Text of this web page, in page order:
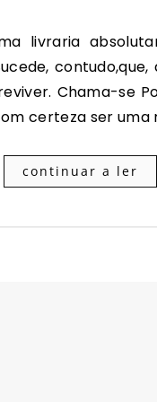
Chama-se
certeza ser
continuar a ler